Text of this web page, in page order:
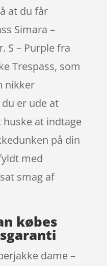
at du får
Simara –
S – Purple fra
Trespass, som
nikker
er ude at
at indtage
på din
med
smag af
købes
dame –